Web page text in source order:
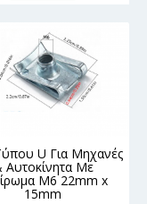
U Για Μηχανές
Αυτοκίνητα Με
M6 22mm x
15mm